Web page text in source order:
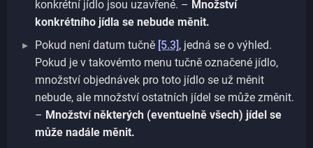
konkrétní jídlo jsou uzavřené. – Množství
konkrétního jídla se nebude měnit.
Pokud není datum tučně [5.3], jedná se o výhled.
Pokud je v takovémto menu tučně označené jídlo,
množství objednávek pro toto jídlo se už měnit
nebude, ale množství ostatních jídel se může změnit.
– Množství některých (eventuelně všech) jídel se
může nadále měnit.